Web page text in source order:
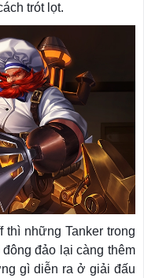
trót lọt.
thì những Tanker trong
đảo lại càng thêm
gì diễn ra ở giải đấu